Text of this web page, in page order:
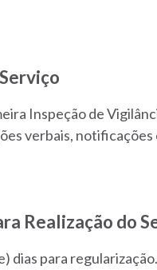
Inspeção de
verbais,
Realização do
dias para